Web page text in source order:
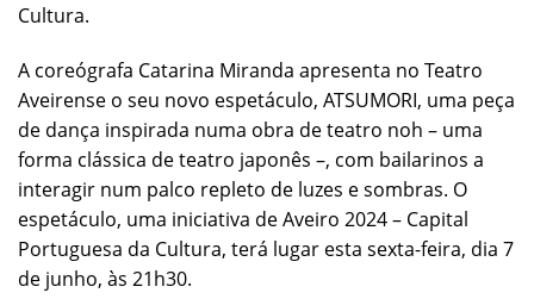
Cultura.
A coreógrafa Catarina Miranda apresenta no Teatro
Aveirense o seu novo espetáculo, ATSUMORI, uma peça
de dança inspirada numa obra de teatro noh – uma
forma clássica de teatro japonês –, com bailarinos a
interagir num palco repleto de luzes e sombras. O
espetáculo, uma iniciativa de Aveiro 2024 – Capital
Portuguesa da Cultura, terá lugar esta sexta-feira, dia 7
de junho, às 21h30.